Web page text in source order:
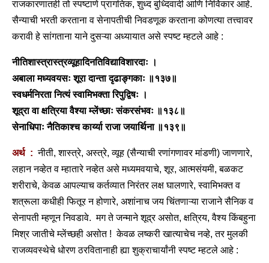
राजकारणातही तो स्पष्टाणे प्रागतिक, शुध्द बुध्दिवादी आणि निर्विकार आहे.
सैन्याची भरती करताना व सेनापतीची निवडणूक करताना कोणत्या तत्त्वावर
करावी हे सांगताना याने दुसऱ्या अध्यायात असे स्पष्ट म्हटले आहे :
नीतिशास्त्रास्त्रव्यूहादिनतिविद्याविशारदाः ।
अबाला मध्यवयसः शूरा दान्ता दृढाङ्गकाः ॥१३७॥
स्वधर्मनिरता नित्यं स्वामिभक्ता रिपुद्विषः ।
शूद्रा वा क्षत्रिया वैश्या म्लेंच्छाः संकरसंभवः ॥१३८॥
सेनाधिपाः नैतिकाश्च कार्य्या राजा जयार्थिना ॥१३९॥
अर्थ : नीती, शास्त्रे, अस्त्रे, व्यूह (सैन्याची रणांगणावर मांडणी) जाणणारे,
लहान नव्हेत व म्हातारे नव्हेत असे मध्यमवयाचे, शूर, आत्मसंयमी, बळकट
शरीराचे, केवळ आपल्याच कर्तव्यात निरंतर लक्ष घालणारे, स्वामिभक्त व
शत्रूला कधीही फितूर न होणारे, अशांनाच जय चिंतणाऱ्या राजाने सैनिक व
सेनापती म्हणून निवडावे. मग ते जन्माने शूद्र असोत, क्षत्रिय, वैश्य किंबहुना
मिश्र जातीचे म्लेंच्छही असोत ! केवळ लष्करी खात्याचेच नव्हे, तर मुलकी
राजव्यवस्थेचे धोरण ठरवितानाही ह्या शुक्राचार्यांनी स्पष्ट म्हटले आहे :